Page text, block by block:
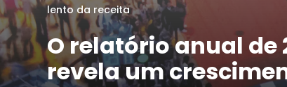
lento da receita
O relatório anual de
revela um